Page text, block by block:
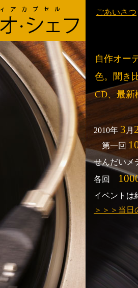
自作オー
色。聞き
CD、最新
2010年 3月
第一回
せんだい
各回
イベントは
＞＞＞当日
ごあいさつ